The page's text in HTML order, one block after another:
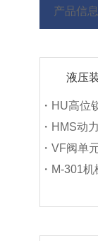
产品信息
液压
・HU高位
・HMS动
・VF阀单
・M-301机